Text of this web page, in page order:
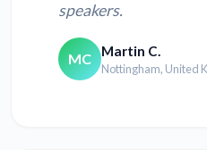
speakers.
MC Martin C.
Nottingham, United